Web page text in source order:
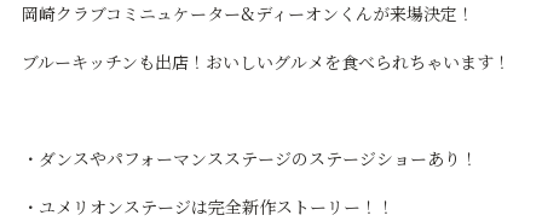
岡崎クラブコミニュケーター&ディーオンくんが来場決定！
ブルーキッチンも出店！おいしいグルメを食べられちゃいます！
・ダンスやパフォーマンスステージのステージショーあり！
・ユメリオンステージは完全新作ストーリー！！